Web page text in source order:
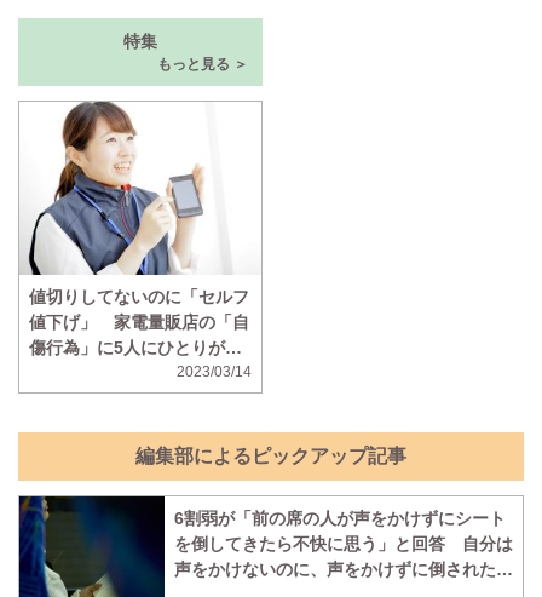
特集
もっと見る ＞
値切りしてないのに「セルフ
値下げ」 家電量販店の「自
傷行為」に5人にひとりがモ
2023/03/14
編集部によるピックアップ記事
6割弱が「前の席の人が声をかけずにシート
を倒してきたら不快に思う」と回答 自分は
声をかけないのに、声をかけずに倒されたら